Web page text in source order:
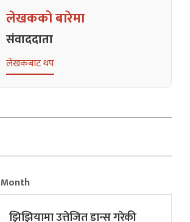
लेखकको बारेमा
संवाददाता
लेखकबाट थप
Month
झिझियामा उत्तेजित डान्स गरेकी